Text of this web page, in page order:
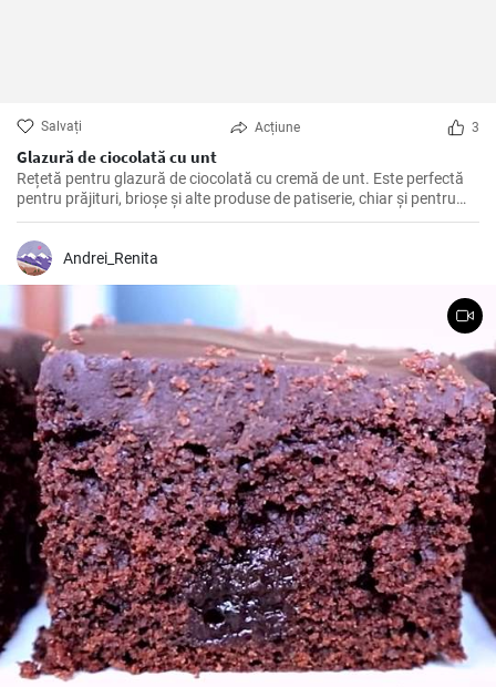
Salvați Acțiune 3
Glazură de ciocolată cu unt
Rețetă pentru glazură de ciocolată cu cremă de unt. Este perfectă
pentru prăjituri, brioșe și alte produse de patiserie, chiar și pentru
fursecuri de casă.
Andrei_Renita